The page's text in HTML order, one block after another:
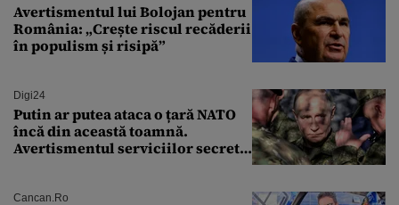
Avertismentul lui Bolojan pentru
România: „Crește riscul recăderii
în populism și risipă”
Digi24
Putin ar putea ataca o țară NATO
încă din această toamnă.
Avertismentul serviciilor secrete
Cancan.ro